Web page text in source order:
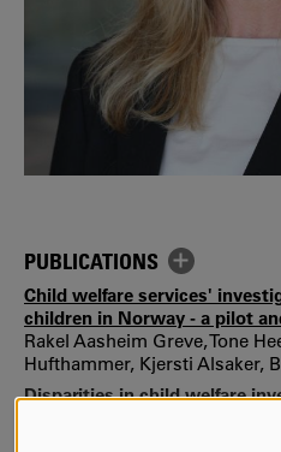
PUBLICATIONS
Child welfare services'
children in Norway - a pilot
Rakel Aasheim Greve, Tone
Hufthammer, Kjersti Alsaker,
Disparities in child welfare